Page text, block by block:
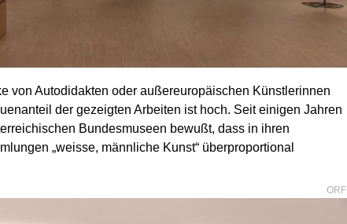
von Autodidakten oder außereuropäischen Künstlerinnen
der gezeigten Arbeiten ist hoch. Seit einigen Jahren
Bundesmuseen bewußt, dass in ihren
„weisse, männliche Kunst“ überproportional
ORF